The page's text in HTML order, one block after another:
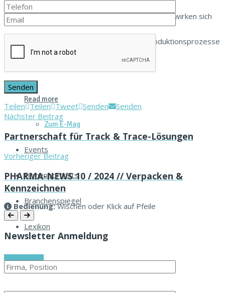
Qualität, Sicherheit und Nachvollziehbarkeit wirken sich
unmittelbar auf die Gestaltung der Produktionsprozesse
Read more
Zum E‑Mag
Events
Firmenportraits
Branchenspiegel
Lexikon
Zum E-Mag
Teilen Teilen Tweet Senden
Senden
Nächster Beitrag
Partnerschaft für Track & Trace-Lösungen
Vorheriger Beitrag
PHARMA-NEWS 10 / 2024 // Verpacken &
Kennzeichnen
Bedi­enung:Wis­chen oder Klick auf Pfeile
Newsletter Anmeldung